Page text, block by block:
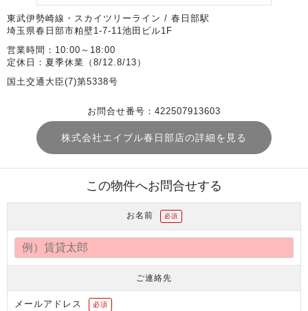
東武伊勢崎線・スカイツリーライン / 春日部駅
埼玉県春日部市粕壁1-7-11池田ビル1F
営業時間：10:00～18:00
定休日：夏季休業（8/12.8/13）
国土交通大臣(7)第5338号
お問合せ番号：422507913603
株式会社エイブル春日部店の詳細を見る
この物件へお問合せする
お名前 必須
ご連絡先
メールアドレス 必須